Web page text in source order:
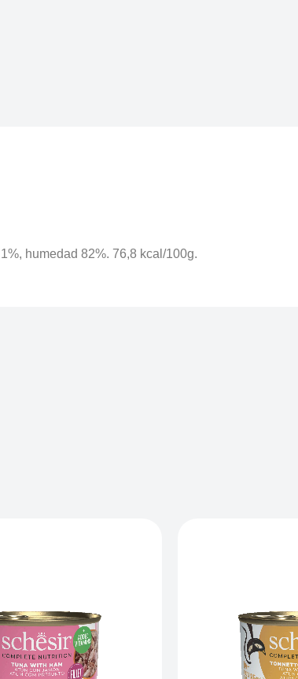
humedad 82%. 76,8 kcal/100g.